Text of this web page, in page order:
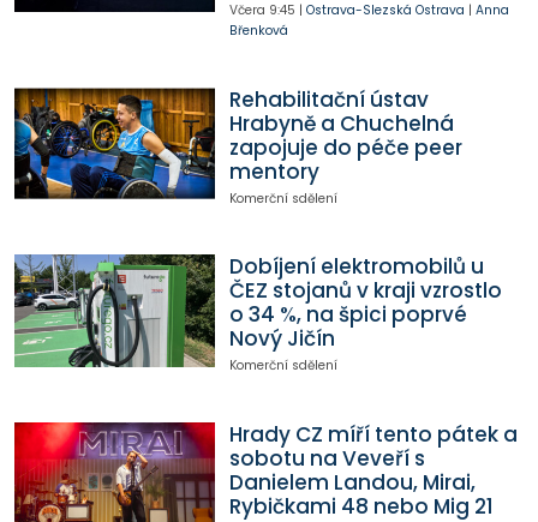
Včera 9:45 | Ostrava-Slezská Ostrava | Anna
Břenková
Rehabilitační ústav
Hrabyně a Chuchelná
zapojuje do péče peer
mentory
Komerční sdělení
Dobíjení elektromobilů u
ČEZ stojanů v kraji vzrostlo
o 34 %, na špici poprvé
Nový Jičín
Komerční sdělení
Hrady CZ míří tento pátek a
sobotu na Veveří s
Danielem Landou, Mirai,
Rybičkami 48 nebo Mig 21